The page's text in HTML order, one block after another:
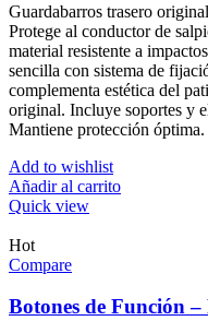
Guardabarros trasero
Protege al conductor de
material resistente a
sencilla con sistema de
complementa estética del
original. Incluye soportes y
Mantiene protección óptima.
Add to wishlist
Añadir al carrito
Quick view
Hot
Compare
Botones de Función